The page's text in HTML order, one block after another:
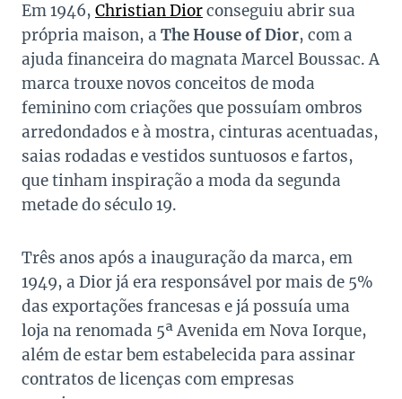
Em 1946, Christian Diorconseguiu abrir sua
própria maison, a The House of Dior, com a
ajuda financeira do magnata Marcel Boussac. A
marca trouxe novos conceitos de moda
feminino com criações que possuíam ombros
arredondados e à mostra, cinturas acentuadas,
saias rodadas e vestidos suntuosos e fartos,
que tinham inspiração a moda da segunda
metade do século 19.
Três anos após a inauguração da marca, em
1949, a Dior já era responsável por mais de 5%
das exportações francesas e já possuía uma
loja na renomada 5ª Avenida em Nova Iorque,
além de estar bem estabelecida para assinar
contratos de licenças com empresas